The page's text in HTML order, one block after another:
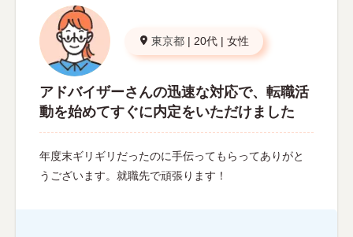
東京都 | 20代 | 女性
アドバイザーさんの迅速な対応で、転職活
動を始めてすぐに内定をいただけました
年度末ギリギリだったのに手伝ってもらってありがと
うございます。就職先で頑張ります！